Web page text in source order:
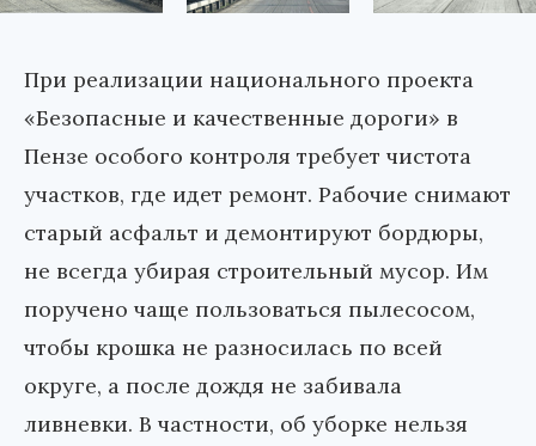
При реализации национального проекта
«Безопасные и качественные дороги» в
Пензе особого контроля требует чистота
участков, где идет ремонт. Рабочие снимают
старый асфальт и демонтируют бордюры,
не всегда убирая строительный мусор. Им
поручено чаще пользоваться пылесосом,
чтобы крошка не разносилась по всей
округе, а после дождя не забивала
ливневки. В частности, об уборке нельзя